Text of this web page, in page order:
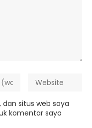
situs web saya
komentar saya